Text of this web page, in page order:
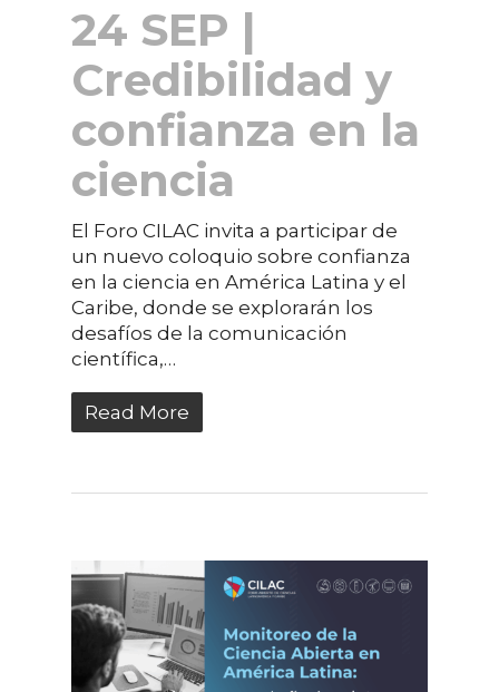
24 SEP |
Credibilidad y
confianza en la
ciencia
El Foro CILAC invita a participar de
un nuevo coloquio sobre confianza
en la ciencia en América Latina y el
Caribe, donde se explorarán los
desafíos de la comunicación
científica,…
Read More